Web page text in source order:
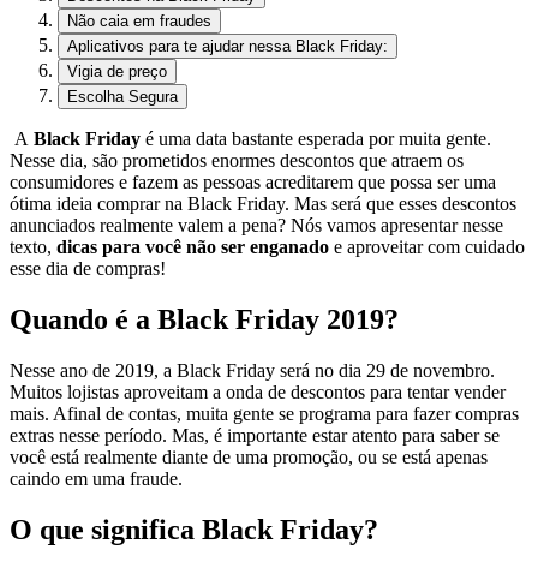
Não caia em fraudes
Aplicativos para te ajudar nessa Black Friday:
Vigia de preço
Escolha Segura
A Black Friday é uma data bastante esperada por muita gente.
Nesse dia, são prometidos enormes descontos que atraem os
consumidores e fazem as pessoas acreditarem que possa ser uma
ótima ideia comprar na Black Friday. Mas será que esses descontos
anunciados realmente valem a pena? Nós vamos apresentar nesse
texto, dicas para você não ser enganado e aproveitar com cuidado
esse dia de compras!
Quando é a Black Friday 2019?
Nesse ano de 2019, a Black Friday será no dia 29 de novembro.
Muitos lojistas aproveitam a onda de descontos para tentar vender
mais. Afinal de contas, muita gente se programa para fazer compras
extras nesse período. Mas, é importante estar atento para saber se
você está realmente diante de uma promoção, ou se está apenas
caindo em uma fraude.
O que significa Black Friday?